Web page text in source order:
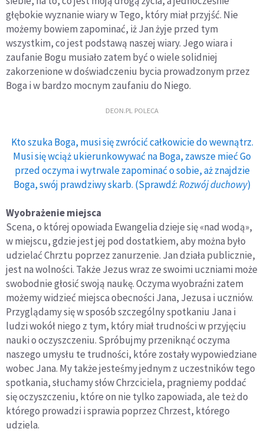
głębokie wyznanie wiary w Tego, który miał przyjść. Nie
możemy bowiem zapominać, iż Jan żyje przed tym
wszystkim, co jest podstawą naszej wiary. Jego wiara i
zaufanie Bogu musiało zatem być o wiele solidniej
zakorzenione w doświadczeniu bycia prowadzonym przez
Boga i w bardzo mocnym zaufaniu do Niego.
DEON.PL POLECA
Kto szuka Boga, musi się zwrócić całkowicie do wewnątrz.
Musi się wciąż ukierunkowywać na Boga, zawsze mieć Go
przed oczyma i wytrwale zapominać o sobie, aż znajdzie
Boga, swój prawdziwy skarb. (Sprawdź:Rozwój duchowy)
Wyobrażenie miejsca
Scena, o której opowiada Ewangelia dzieje się «nad wodą»,
w miejscu, gdzie jest jej pod dostatkiem, aby można było
udzielać Chrztu poprzez zanurzenie. Jan działa publicznie,
jest na wolności. Także Jezus wraz ze swoimi uczniami może
swobodnie głosić swoją naukę. Oczyma wyobraźni zatem
możemy widzieć miejsca obecności Jana, Jezusa i uczniów.
Przyglądamy się w sposób szczególny spotkaniu Jana i
ludzi wokół niego z tym, który miał trudności w przyjęciu
nauki o oczyszczeniu. Spróbujmy przeniknąć oczyma
naszego umysłu te trudności, które zostały wypowiedziane
wobec Jana. My także jesteśmy jednym z uczestników tego
spotkania, słuchamy słów Chrzciciela, pragniemy poddać
się oczyszczeniu, które on nie tylko zapowiada, ale też do
którego prowadzi i sprawia poprzez Chrzest, którego
udziela.